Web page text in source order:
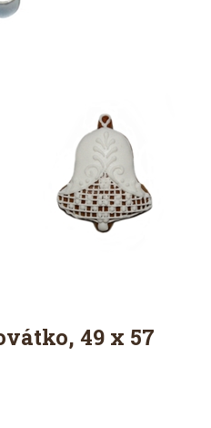
49 x 57